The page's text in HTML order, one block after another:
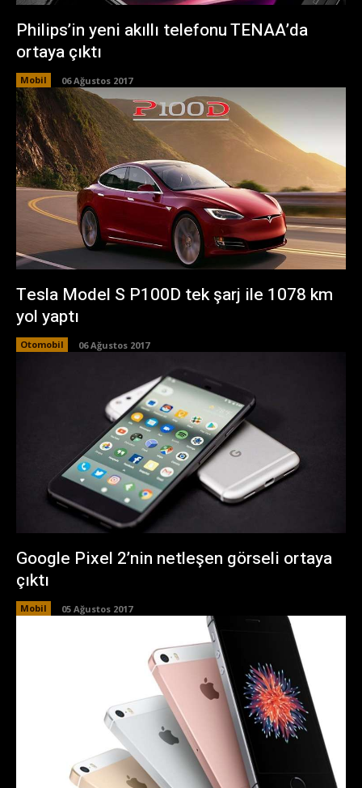
Philips’in yeni akıllı telefonu TENAA’da
ortaya çıktı
Mobil 06 Ağustos 2017
Tesla Model S P100D tek şarj ile 1078 km
yol yaptı
Otomobil 06 Ağustos 2017
Google Pixel 2’nin netleşen görseli ortaya
çıktı
Mobil 05 Ağustos 2017